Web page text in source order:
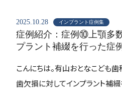
2025.10.28 インプラント症例集
症例紹介：症例⑩上顎多
プラント補綴を行った症
こんにちは。有山おとなこども
歯欠損に対してインプラント補